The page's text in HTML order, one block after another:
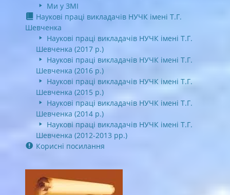
Ми у ЗМІ
Наукові праці викладачів НУЧК імені Т.Г.
Шевченка
Наукові праці викладачів НУЧК імені Т.Г.
Шевченка (2017 р.)
Наукові праці викладачів НУЧК імені Т.Г.
Шевченка (2016 р.)
Наукові праці викладачів НУЧК імені Т.Г.
Шевченка (2015 р.)
Наукові праці викладачів НУЧК імені Т.Г.
Шевченка (2014 р.)
Наукові праці викладачів НУЧК імені Т.Г.
Шевченка (2012-2013 рр.)
Корисні посилання